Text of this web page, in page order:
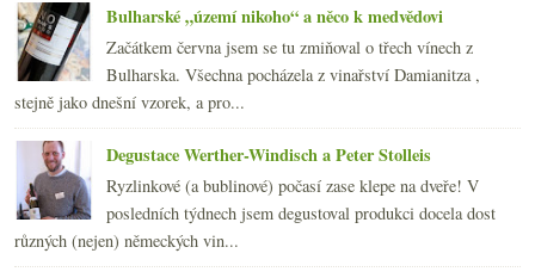
►2014(254)
►2013(249)
► 2012(254)
►2011(252)
►2010(249)
2009 (249)
►2008(270)
►2007(108)
Bulharské „území nikoho“ a něco k medvědovi
Začátkem června jsem se tu zmiňoval o třech vínech z
Bulharska. Všechna pocházela z vinařství Damianitza ,
stejně jako dnešní vzorek, a pro...
Degustace Werther-Windisch a Peter Stolleis
Ryzlinkové (a bublinové) počasí zase klepe na dveře! V
posledních týdnech jsem degustoval produkci docela dost
různých (nejen) německých vin...